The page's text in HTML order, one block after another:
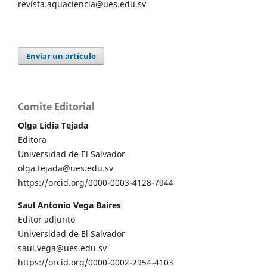
revista.aquaciencia@ues.edu.sv
Enviar un artículo
Comite Editorial
Olga Lidia Tejada
Editora
Universidad de El Salvador
olga.tejada@ues.edu.sv
https://orcid.org/0000-0003-4128-7944
Saul Antonio Vega Baires
Editor adjunto
Universidad de El Salvador
saul.vega@ues.edu.sv
https://orcid.org/0000-0002-2954-4103